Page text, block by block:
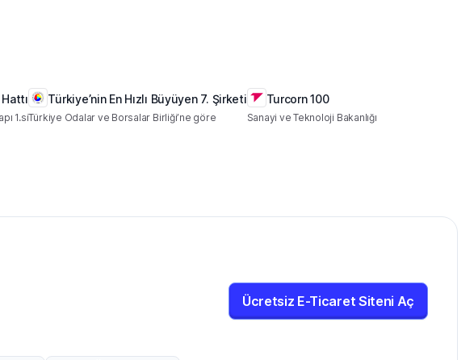
1.si
Türkiye’nin En Hızlı Büyüyen 7. Şirketi
Türkiye Odalar ve Borsalar Birliği’ne göre
Turcorn 100
Sanayi ve Teknoloji Bakanlığı
Ücretsiz E-Ticaret Siteni Aç